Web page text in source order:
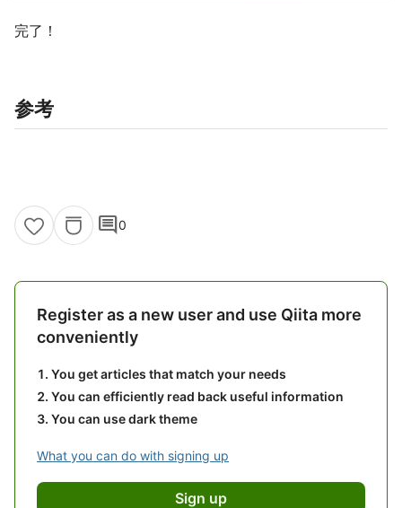
完了！
参考
comment0
Register as a new user and use Qiita more
conveniently
You get articles that match your needs
You can efficiently read back useful information
You can use dark theme
What you can do with signing up
Sign up